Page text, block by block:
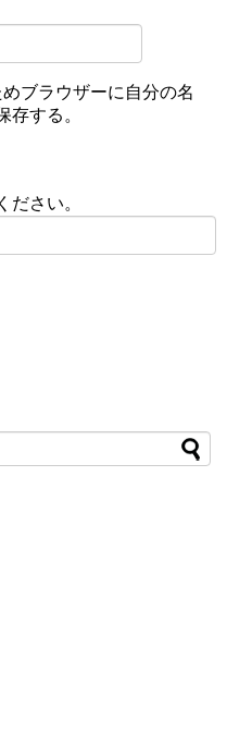
ブラウザーに自分の名
存する。
ださい。